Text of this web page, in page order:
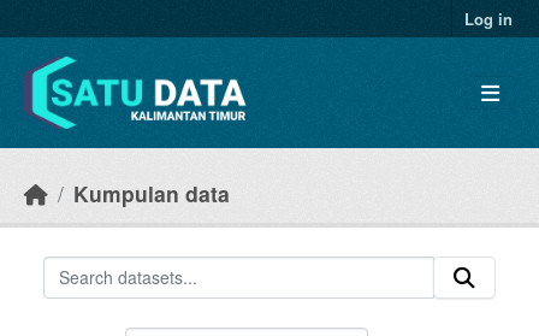
Log in
Kumpulan data